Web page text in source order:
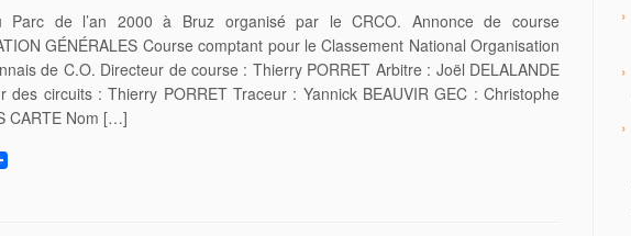
Parc de l’an 2000 à Bruz organisé par le CRCO. Annonce de course
GÉNÉRALES Course comptant pour le Classement National Organisation
de C.O. Directeur de course : Thierry PORRET Arbitre : Joël DELALANDE
des circuits : Thierry PORRET Traceur : Yannick BEAUVIR GEC : Christophe
CARTE Nom […]